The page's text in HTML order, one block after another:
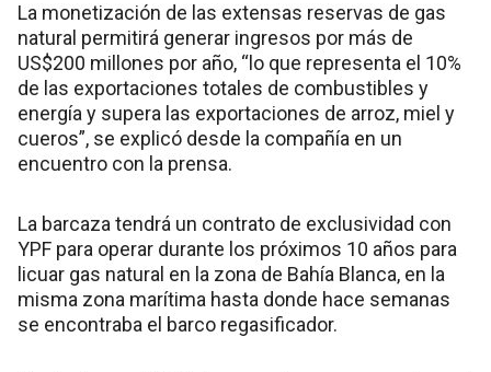
La monetización de las extensas reservas de gas
natural permitirá generar ingresos por más de
US$200 millones por año, “lo que representa el 10%
de las exportaciones totales de combustibles y
energía y supera las exportaciones de arroz, miel y
cueros”, se explicó desde la compañía en un
encuentro con la prensa.
La barcaza tendrá un contrato de exclusividad con
YPF para operar durante los próximos 10 años para
licuar gas natural en la zona de Bahía Blanca, en la
misma zona marítima hasta donde hace semanas
se encontraba el barco regasificador.